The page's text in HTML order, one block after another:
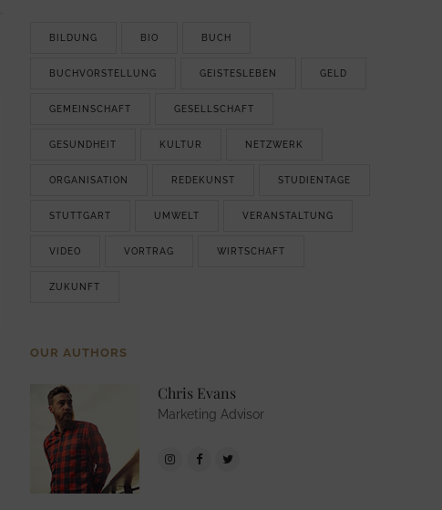
BILDUNG BIO BUCH
BUCHVORSTELLUNG GEISTESLEBEN GELD
GEMEINSCHAFT GESELLSCHAFT
GESUNDHEIT KULTUR NETZWERK
ORGANISATION REDEKUNST STUDIENTAGE
STUTTGART UMWELT VERANSTALTUNG
VIDEO VORTRAG WIRTSCHAFT
ZUKUNFT
OUR AUTHORS
Chris Evans
Marketing Advisor